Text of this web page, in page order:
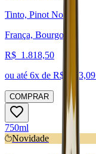
Tinto, Pinot Noir
França, Bourgogne
R$ 1.818,50
ou até 6x de R$ 303,09
COMPRAR
750ml
Novidade